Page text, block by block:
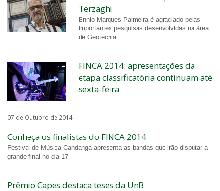
Terzaghi
Ennio Marques Palmeira é agraciado pelas
importantes pesquisas desenvolvidas na área
de Geotecnia
FINCA 2014: apresentações da
etapa classificatória continuam até
sexta-feira
07 de Outubro de 2014
Conheça os finalistas do FINCA 2014
Festival de Música Candanga apresenta as bandas que irão disputar a
grande final no dia 17
Prêmio Capes destaca teses da UnB